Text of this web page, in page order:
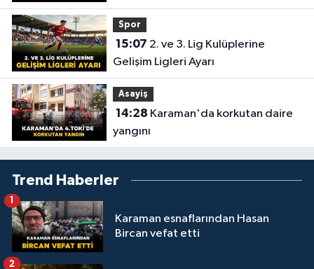
Spor
15:07
Gelişim Ligleri Ayarı
Asayiş
14:28
yangını
Trend Haberler
Karaman esnaflarından Hasan
Bircan vefat etti
1
2